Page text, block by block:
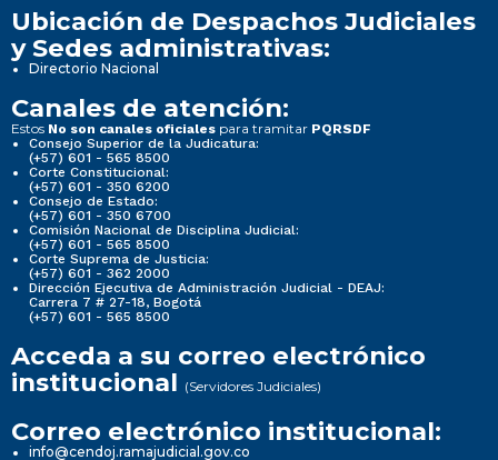
Ubicación de Despachos Judiciales
y Sedes administrativas:
Directorio Nacional
Canales de atención:
Estos No son canales oficiales para tramitar PQRSDF
Consejo Superior de la Judicatura:
(+57) 601 - 565 8500
Corte Constitucional:
(+57) 601 - 350 6200
Consejo de Estado:
(+57) 601 - 350 6700
Comisión Nacional de Disciplina Judicial:
(+57) 601 - 565 8500
Corte Suprema de Justicia:
(+57) 601 - 362 2000
Dirección Ejecutiva de Administración Judicial - DEAJ:
Carrera 7 # 27-18, Bogotá
(+57) 601 - 565 8500
Acceda a su correo electrónico
institucional (Servidores Judiciales)
Correo electrónico institucional:
info@cendoj.ramajudicial.gov.co